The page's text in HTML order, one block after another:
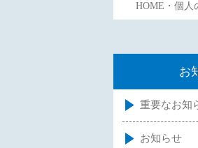
HOME・個人
お
重要なお知
お知らせ